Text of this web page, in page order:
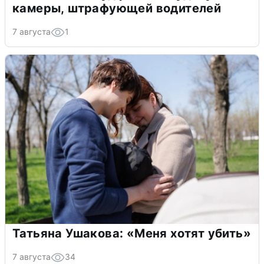
камеры, штрафующей водителей
7 августа 1
Татьяна Ушакова: «Меня хотят убить»
7 августа 34